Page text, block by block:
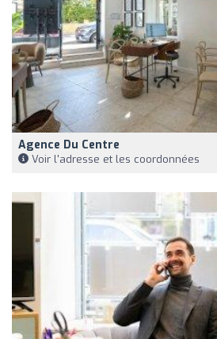
Agence Du Centre
Voir l'adresse et les coordonnées